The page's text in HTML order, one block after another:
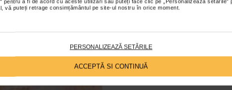
vă puteți retrage consimțământul pe site-ul nostru în orice moment.
PERSONALIZEAZĂ SETĂRILE
ACCEPTĂ SI CONTINUĂ
2019...